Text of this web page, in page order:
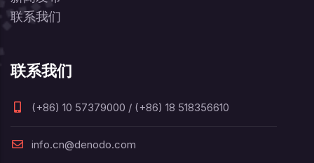
联系我们
联系我们
(+86) 10 57379000 / (+86) 18 518356610
info.cn@denodo.com